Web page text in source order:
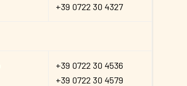
+39 0722 30 4327
+39 0722 30 4536
+39 0722 30 4579